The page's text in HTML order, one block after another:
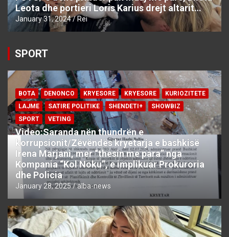
Leota dhe portieri Loris Karius drejt altarit…
January 31, 2024 Rei
SPORT
BOTA DENONCO KRYESORE KRYESORE
KURIOZITETE
LAJME
SATIRE POLITIKE SHENDETI+
SHOWBIZ
SPORT
VETING
Video:Saranda nën thundrën e
korrupsionit/Zëvëndës kryetarja e bashkisë
Irena Marjani, mer “thesin me para” nga
Kompania “Kol Noku”, e implikuar Prokuroria
dhe Policia
January 28, 2025 alba-news